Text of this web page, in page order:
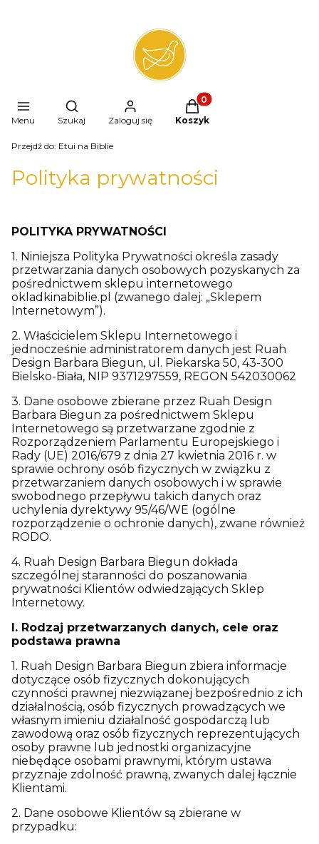
Menu
Otwórz wyszukiwarkę
Szukaj Zaloguj się
Produkty w koszyku: 0.
Koszyk
Przejdź do: Etui na Biblie
Polityka prywatności
POLITYKA PRYWATNOŚCI
1. Niniejsza Polityka Prywatności określa zasady
przetwarzania danych osobowych pozyskanych za
pośrednictwem sklepu internetowego
okladkinabiblie.pl (zwanego dalej: „Sklepem
Internetowym”).
2. Właścicielem Sklepu Internetowego i
jednocześnie administratorem danych jest Ruah
Design Barbara Biegun, ul. Piekarska 50, 43-300
Bielsko-Biała, NIP 9371297559, REGON 542030062
3. Dane osobowe zbierane przez Ruah Design
Barbara Biegun za pośrednictwem Sklepu
Internetowego są przetwarzane zgodnie z
Rozporządzeniem Parlamentu Europejskiego i
Rady (UE) 2016/679 z dnia 27 kwietnia 2016 r. w
sprawie ochrony osób fizycznych w związku z
przetwarzaniem danych osobowych i w sprawie
swobodnego przepływu takich danych oraz
uchylenia dyrektywy 95/46/WE (ogólne
rozporządzenie o ochronie danych), zwane również
RODO.
4. Ruah Design Barbara Biegun dokłada
szczególnej staranności do poszanowania
prywatności Klientów odwiedzających Sklep
Internetowy.
I. Rodzaj przetwarzanych danych, cele oraz
podstawa prawna
1. Ruah Design Barbara Biegun zbiera informacje
dotyczące osób fizycznych dokonujących
czynności prawnej niezwiązanej bezpośrednio z ich
działalnością, osób fizycznych prowadzących we
własnym imieniu działalność gospodarczą lub
zawodową oraz osób fizycznych reprezentujących
osoby prawne lub jednostki organizacyjne
niebędące osobami prawnymi, którym ustawa
przyznaje zdolność prawną, zwanych dalej łącznie
Klientami.
2. Dane osobowe Klientów są zbierane w
przypadku: